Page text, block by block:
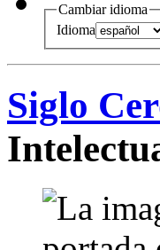
Cambiar idioma
Idioma
Siglo